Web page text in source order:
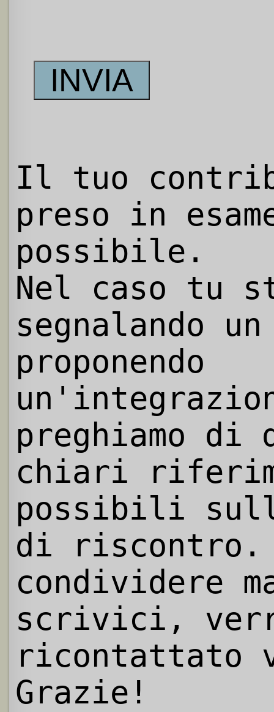
Il tuo
preso in
possibile.
Nel caso tu
segnalando
proponendo
preghiamo
chiari
possibili
di riscontro.
condividere
scrivici,
ricontattato
Grazie!